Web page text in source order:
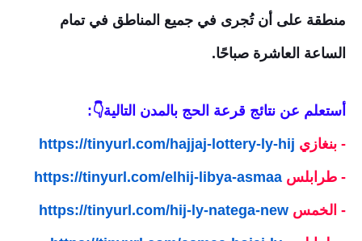
منطقة على أن تُجرى في جميع المناطق في تمام
الساعة العاشرة صباحًا.
أستعلم عن نتائج قرعة الحج بالمدن التالية👇:
- بنغازي https://tinyurl.com/hajjaj-lottery-ly-hij
- طرابلس https://tinyurl.com/elhij-libya-asmaa
- الخمس https://tinyurl.com/hij-ly-natega-new